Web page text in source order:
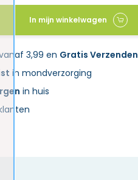
In mijn winkelwagen
3,99 en Gratis Verzenden
in mondverzorging
in huis